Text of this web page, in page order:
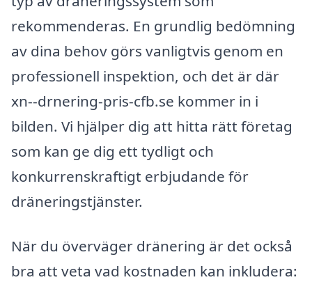
rekommenderas. En grundlig bedömning
av dina behov görs vanligtvis genom en
professionell inspektion, och det är där
xn--drnering-pris-cfb.se kommer in i
bilden. Vi hjälper dig att hitta rätt företag
som kan ge dig ett tydligt och
konkurrenskraftigt erbjudande för
dräneringstjänster.
När du överväger dränering är det också
bra att veta vad kostnaden kan inkludera: